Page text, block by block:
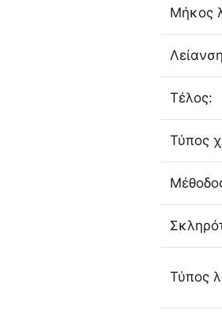
Μήκος
Τέλος:
Τύπος
Τύπος